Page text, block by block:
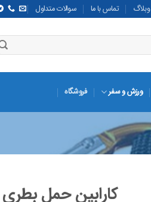
وبلاگ تماس با ما سوالات متداول
ورزش و سفر فروشگاه